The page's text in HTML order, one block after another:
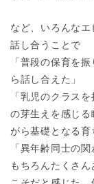
など、いろんな
話し合うことで
「普段の保育を
ら話し合えた」
「乳児のクラス
の芽生えを感じ
がら基礎となる育
「異年齢同士の
もちろんたくさ